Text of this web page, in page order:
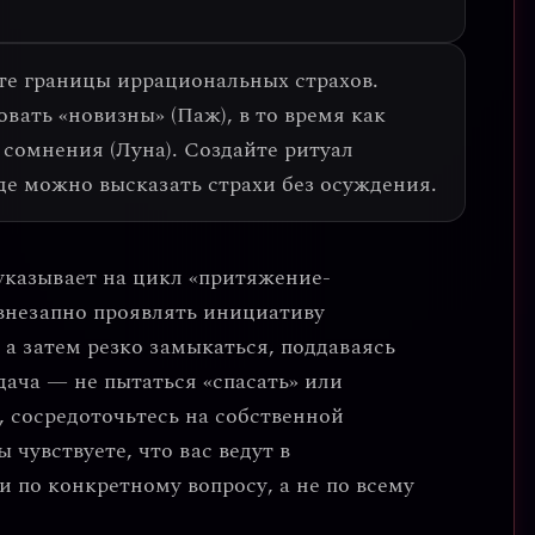
границы иррациональных страхов.
«новизны» (Паж), в то время как
(Луна). Создайте ритуал
можно высказать страхи без осуждения.
на цикл «притяжение-
проявлять инициативу
затем резко замыкаться, поддаваясь
— не пытаться «спасать» или
на собственной
что вас ведут в
по конкретному вопросу, а не по всему